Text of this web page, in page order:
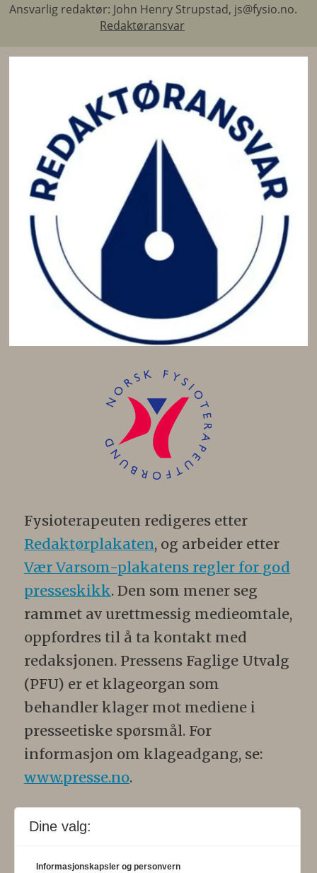
Ansvarlig redaktør: John Henry Strupstad, js@fysio.no.
Redaktøransvar
Fysioterapeuten redigeres etter
Redaktørplakaten, og arbeider etter
Vær Varsom-plakatens regler for god
presseskikk. Den som mener seg
rammet av urettmessig medieomtale,
oppfordres til å ta kontakt med
redaksjonen. Pressens Faglige Utvalg
(PFU) er et klageorgan som
behandler klager mot mediene i
presseetiske spørsmål. For
informasjon om klageadgang, se:
www.presse.no.
skal gjennom en saklig og fri
informasjons- og opinionsformidling
Dine valg:
Informasjonskapsler og personvern